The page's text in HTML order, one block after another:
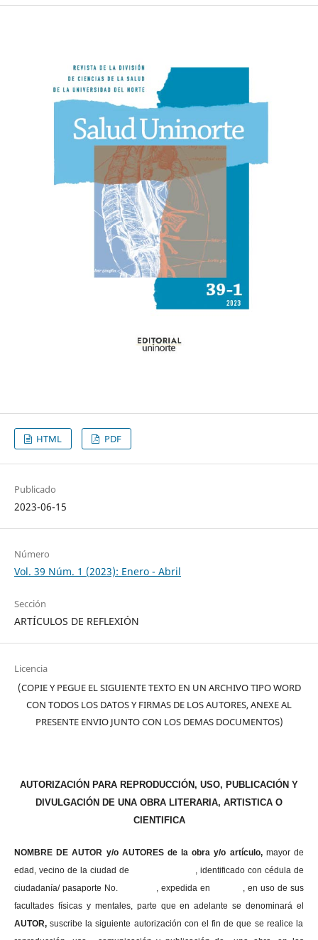
HTML PDF
Publicado
2023-06-15
Número
Vol. 39 Núm. 1 (2023): Enero - Abril
Sección
ARTÍCULOS DE REFLEXIÓN
Licencia
(COPIE Y PEGUE EL SIGUIENTE TEXTO EN UN ARCHIVO TIPO WORD
CON TODOS LOS DATOS Y FIRMAS DE LOS AUTORES, ANEXE AL
PRESENTE ENVIO JUNTO CON LOS DEMAS DOCUMENTOS)
AUTORIZACIÓN PARA REPRODUCCIÓN, USO, PUBLICACIÓN Y
DIVULGACIÓN DE UNA OBRA LITERARIA, ARTISTICA O
CIENTIFICA
NOMBRE DE AUTOR y/o AUTORES de la obra y/o artículo, mayor de
edad, vecino de la ciudad de , identificado con cédula de
ciudadanía/ pasaporte No. , expedida en , en uso de sus
facultades físicas y mentales, parte que en adelante se denominará el
AUTOR,suscribe la siguiente autorización con el fin de que se realice la